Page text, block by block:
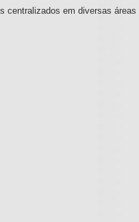
centralizados em diversas áreas